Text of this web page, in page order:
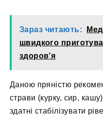
Зараз читають:
швидкого
здоров’я
Даною пряністю
страви (курку, сир,
здатні стабілізувати